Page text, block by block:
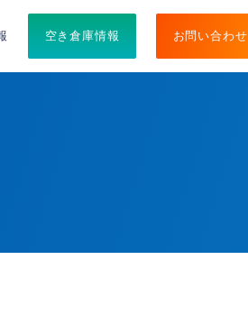
空き倉庫情報 お問い合わせ